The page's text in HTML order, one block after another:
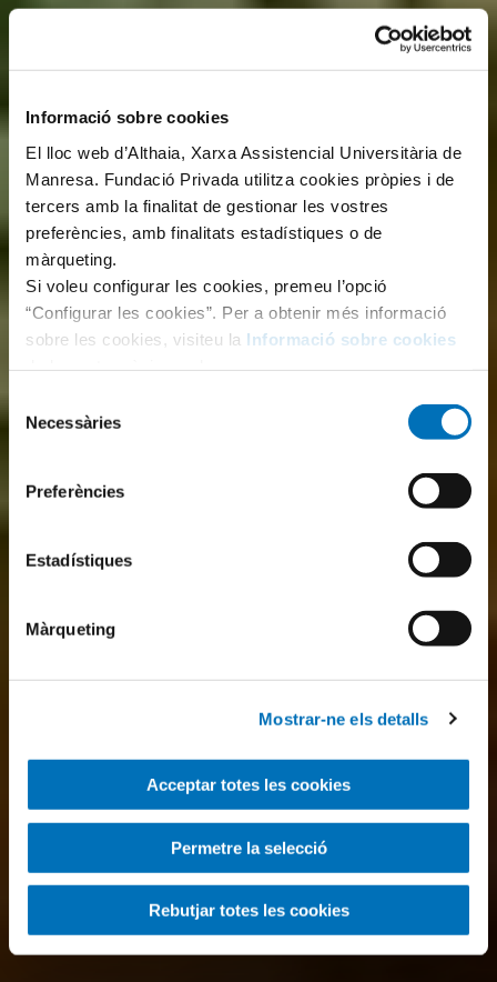
Informació sobre cookies
El lloc web d’Althaia, Xarxa Assistencial Universitària de
Manresa. Fundació Privada utilitza cookies pròpies i de
tercers amb la finalitat de gestionar les vostres
preferències, amb finalitats estadístiques o de
màrqueting.
Si voleu configurar les cookies, premeu l’opció
“Configurar les cookies”. Per a obtenir més informació
sobre les cookies, visiteu la Informació sobre cookies
Necessàries
Preferències
Estadístiques
Màrqueting
Mostrar-ne els detalls
Acceptar totes les cookies
Permetre la selecció
Rebutjar totes les cookies